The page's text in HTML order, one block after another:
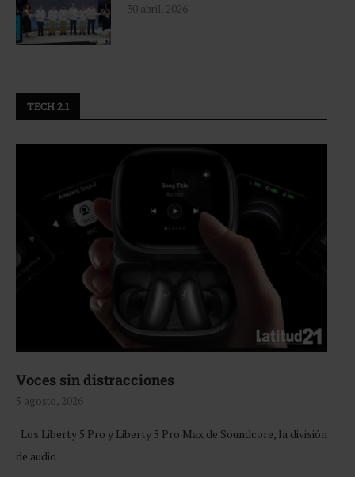
30 abril, 2026
TECH 2.1
Voces sin distracciones
5 agosto, 2026
Los Liberty 5 Pro y Liberty 5 Pro Max de Soundcore, la división
de audio …